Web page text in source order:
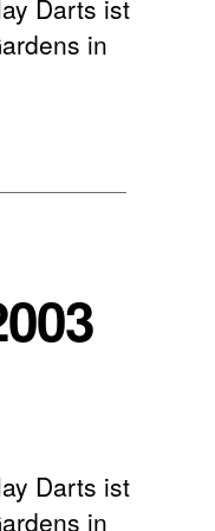
Darts ist
in
Darts ist
in